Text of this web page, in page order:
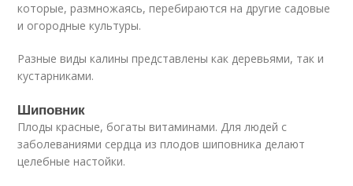
которые, размножаясь, перебираются на другие садовые
и огородные культуры.
Разные виды калины представлены как деревьями, так и
кустарниками.
Шиповник
Плоды красные, богаты витаминами. Для людей с
заболеваниями сердца из плодов шиповника делают
целебные настойки.